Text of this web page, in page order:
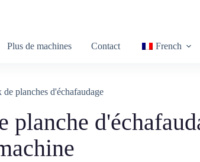
Plus de machines Contact French
planches d'échafaudage
planche